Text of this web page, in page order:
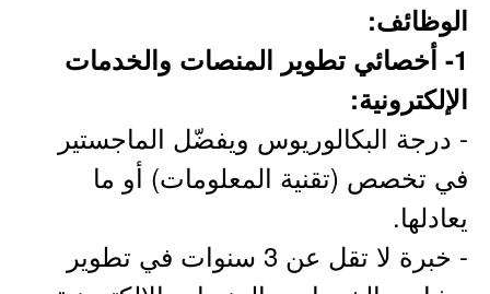
الوظائف:
1- أخصائي تطوير المنصات والخدمات
الإلكترونية:
- درجة البكالوريوس ويفضّل الماجستير
في تخصص (تقنية المعلومات) أو ما
يعادلها.
- خبرة لا تقل عن 3 سنوات في تطوير